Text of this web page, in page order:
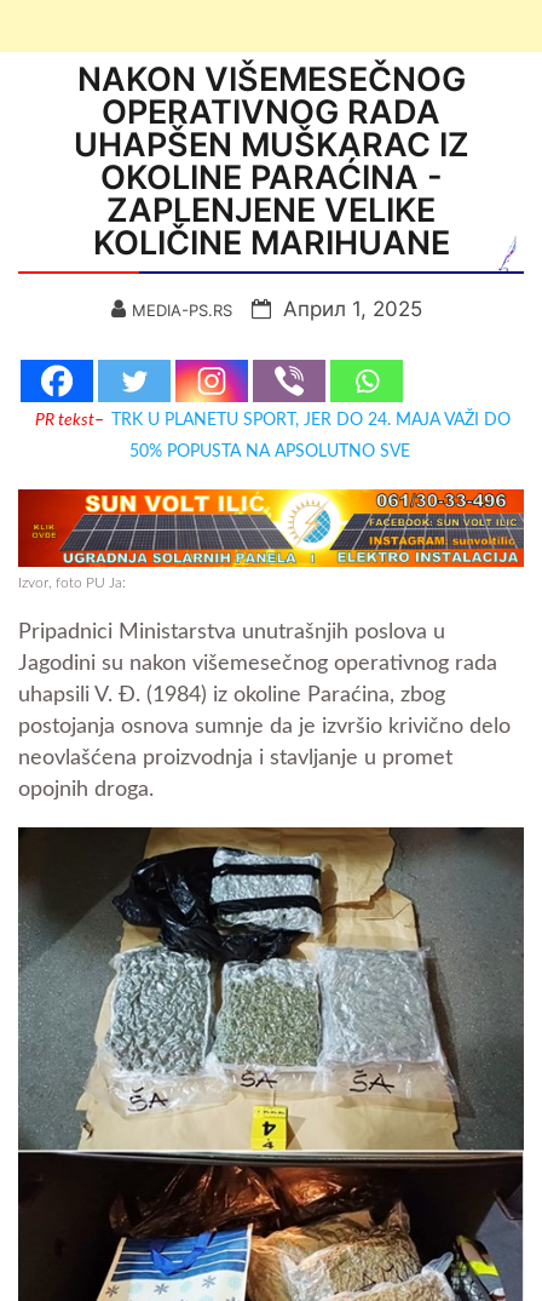
NAKON VIŠEMESEČNOG
OPERATIVNOG RADA
UHAPŠEN MUŠKARAC IZ
OKOLINE PARAĆINA -
ZAPLENJENE VELIKE
KOLIČINE MARIHUANE
MEDIA-PS.RS Април 1, 2025
PR tekst–
TRK U PLANETU SPORT, JER DO 24. MAJA VAŽI DO
50% POPUSTA NA APSOLUTNO SVE
Izvor, foto PU Ja:
Pripadnici Ministarstva unutrašnjih poslova u
Jagodini su nakon višemesečnog operativnog rada
uhapsili V. Đ. (1984) iz okoline Paraćina, zbog
postojanja osnova sumnje da je izvršio krivično delo
neovlašćena proizvodnja i stavljanje u promet
opojnih droga.